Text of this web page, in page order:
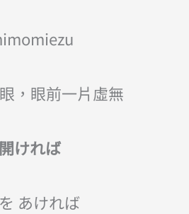
，眼前一片虛無
ければ
あければ